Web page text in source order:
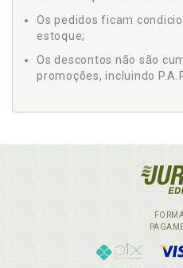
Os pedidos ficam
estoque;
Os descontos não são
promoções, incluindo